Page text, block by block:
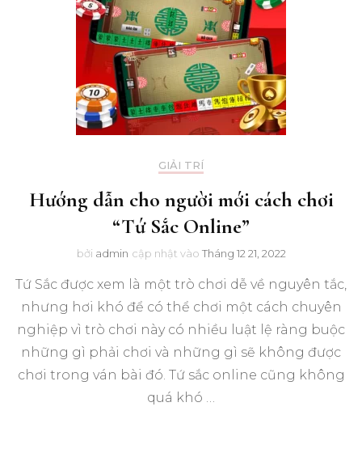
GIẢI TRÍ
Hướng dẫn cho người mới cách chơi
“Tứ Sắc Online”
bởi admin cập nhật vào Tháng 12 21, 2022
Tứ Sắc được xem là một trò chơi dễ về nguyên tắc,
nhưng hơi khó để có thể chơi một cách chuyên
nghiệp vì trò chơi này có nhiều luật lệ ràng buộc
những gì phải chơi và những gì sẽ không được
chơi trong ván bài đó. Tứ sắc online cũng không
quá khó …